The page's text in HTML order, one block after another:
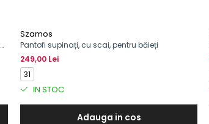
Szamos
Pantofi supinați, cu scai, pentru băieți
249,00 Lei
31
IN STOC
Adauga in cos